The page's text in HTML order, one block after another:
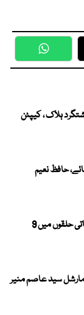
فورسز کا آپریشن ، 7 دہشتگرد ہلاک ، کیپٹن
کی جائے، حافظ نعیم
الیکشن کمیشن نے بلوچستان کے 4 بلدیاتی حلقوں میں 9
سید عاصم منیر